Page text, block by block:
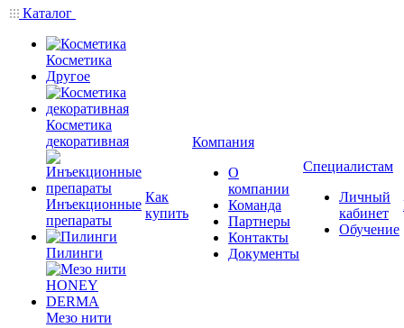
Каталог
Косметика
Другое
Косметика
декоративная
Инъекционные
препараты
Пилинги
Мезо нити
Как
купить
Компания
О
компании
Команда
Партнеры
Контакты
Документы
Специалистам
Личный
кабинет
Обучение